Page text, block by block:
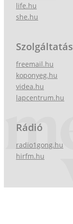
life.hu
she.hu
Szolgáltatás
freemail.hu
koponyeg.hu
videa.hu
lapcentrum.hu
Rádió
radio1gong.hu
hirfm.hu